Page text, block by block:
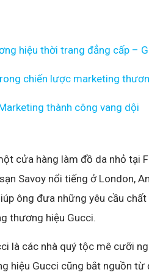
hiệu thời trang đẳng cấp –
chiến lược marketing
thành công vang dội
cửa hàng làm đồ da nhỏ tại
Savoy nổi tiếng ở London,
ông đưa những yêu cầu
thương hiệu Gucci.
là các nhà quý tộc mê cưỡi
hiệu Gucci cũng bắt nguồn từ